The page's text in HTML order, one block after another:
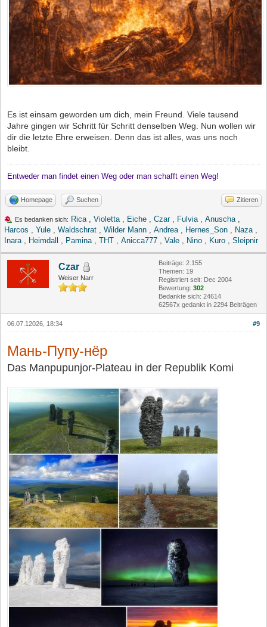
Es ist einsam geworden um dich, mein Freund. Viele tausend
Jahre gingen wir Schritt für Schritt denselben Weg. Nun wollen wir
dir die letzte Ehre erweisen. Denn das ist alles, was uns noch
bleibt.
Entweder man findet einen Weg oder man schafft einen Weg!
Homepage Suchen Zitieren
Es bedanken sich: Rica Violetta Eiche Czar, Fulvia Anuscha
Harcos
Yule Waldschrat Wilder Mann Andrea Hernes_Son Naza
Inara
Heimdall Pamina THT Anicca777 Vale Nino Kuro Sleipnir
Czar
Weiser Narr
Beiträge: 2.155
Themen: 19
Registriert seit: Dec 2004
Bewertung: 302
Bedankte sich: 24614
62567x gedankt in 2294 Beiträgen
#9
06.07.12026, 18:34
Мань-Пупу-нёр
Das Manpupunjor-Plateau in der Republik Komi